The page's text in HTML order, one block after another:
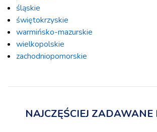
śląskie
świętokrzyskie
warmińsko-mazurskie
wielkopolskie
zachodniopomorskie
NAJCZĘŚCIEJ